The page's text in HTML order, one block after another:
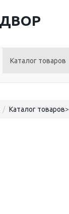
Каталог товаров
Каталог товаров>